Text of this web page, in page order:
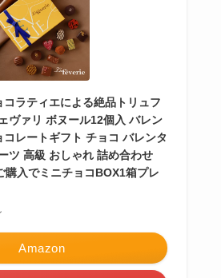
ラティエによる絶品トリュフ
ヴァリ ボヌール12個入 バレン
レートギフト チョコ バレンタ
ツ 高級 おしゃれ 詰め合わせ
購入でミニチョコBOX1箱プレ
Amazon